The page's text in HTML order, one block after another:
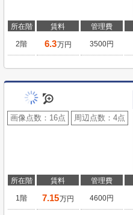
所在階 賃料 管理費
2階 6.3万円 3500円
画像点数： 16点 周辺点数： 4点
所在階 賃料 管理費
1階 7.15万円 4600円